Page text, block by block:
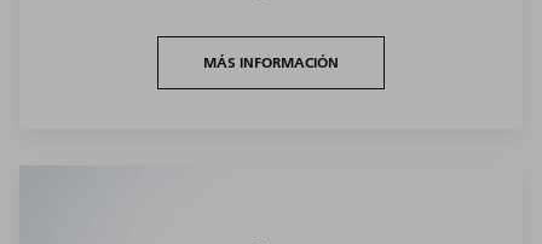
MÁS INFORMACIÓN